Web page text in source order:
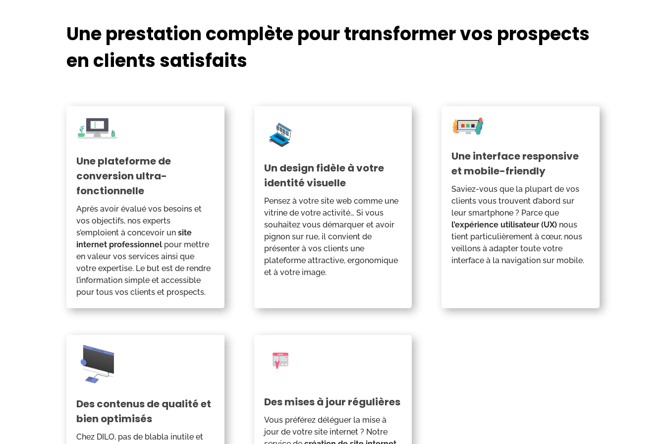
Une prestation complète pour transformer vos prospects
en clients satisfaits
Une plateforme de
conversion ultra-
fonctionnelle
Après avoir évalué vos besoins et
vos objectifs, nos experts
s’emploient à concevoir unsite
internet professionnel pour mettre
en valeur vos services ainsi que
votre expertise. Le but est de rendre
l’information simple et accessible
pour tous vos clients et prospects.
Un design fidèle à votre
identité visuelle
Pensez à votre site web comme une
vitrine de votre activité… Si vous
souhaitez vous démarquer et avoir
pignon sur rue, il convient de
présenter à vos clients une
plateforme attractive, ergonomique
et à votre image.
Une interface responsive
et mobile-friendly
Saviez-vous que la plupart de vos
clients vous trouvent d’abord sur
leur smartphone ? Parce que
l’expérience utilisateur (UX)nous
tient particulièrement à cœur, nous
veillons à adapter toute votre
interface à la navigation sur mobile.
Des contenus de qualité et
bien optimisés
Chez DILO, pas de blabla inutile et
Des mises à jour régulières
Vous préférez déléguer la mise à
jour de votre site internet ? Notre